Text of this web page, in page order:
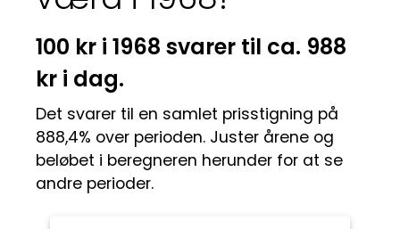
100 kr i 1968 svarer til ca. 988
kr i dag.
Det svarer til en samlet prisstigning på
888,4% over perioden. Juster årene og
beløbet i beregneren herunder for at se
andre perioder.